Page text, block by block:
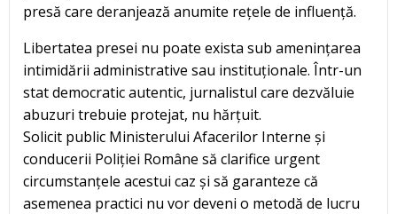
presă care deranjează anumite rețele de influență.
Libertatea presei nu poate exista sub amenințarea
intimidării administrative sau instituționale. Într-un
stat democratic autentic, jurnalistul care dezvăluie
abuzuri trebuie protejat, nu hărțuit.
Solicit public Ministerului Afacerilor Interne și
conducerii Poliției Române să clarifice urgent
circumstanțele acestui caz și să garanteze că
asemenea practici nu vor deveni o metodă de lucru